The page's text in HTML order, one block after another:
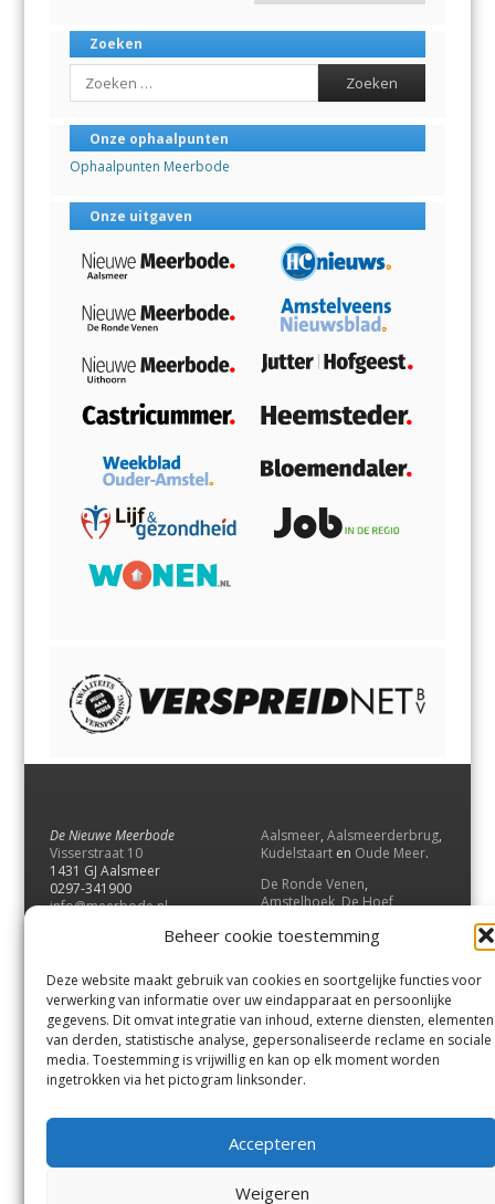
Beheer cookie toestemming
Deze website maakt gebruik van cookies en soortgelijke functies voor
verwerking van informatie over uw eindapparaat en persoonlijke
gegevens. Dit omvat integratie van inhoud, externe diensten, elementen
van derden, statistische analyse, gepersonaliseerde reclame en sociale
media. Toestemming is vrijwillig en kan op elk moment worden
ingetrokken via het pictogram linksonder.
Accepteren
Weigeren
Zoeken
Search
Onze ophaalpunten
Ophaalpunten Meerbode
Onze uitgaven
De Nieuwe Meerbode
Visserstraat 10
1431 GJ Aalsmeer
0297-341900
info@meerbode.nl
Aalsmeer, Aalsmeerderbrug,
Kudelstaart en Oude Meer.
De Ronde Venen,
Amstelhoek,De Hoef,
Vrouwenakker,Waverveen
UithoornenDe Kwakel.
Contact
Andere uitgaven
Bezorgklacht
Vacatures
Voorwaarden
Privacyverklaring